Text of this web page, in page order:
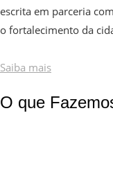
escrita em parceria
o fortalecimento da
Saiba mais
O que